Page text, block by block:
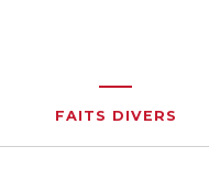
FAITS DIVERS